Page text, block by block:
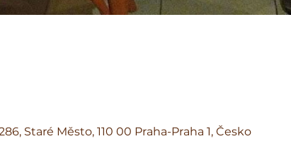
Staré Město, 110 00 Praha-Praha 1, Česko